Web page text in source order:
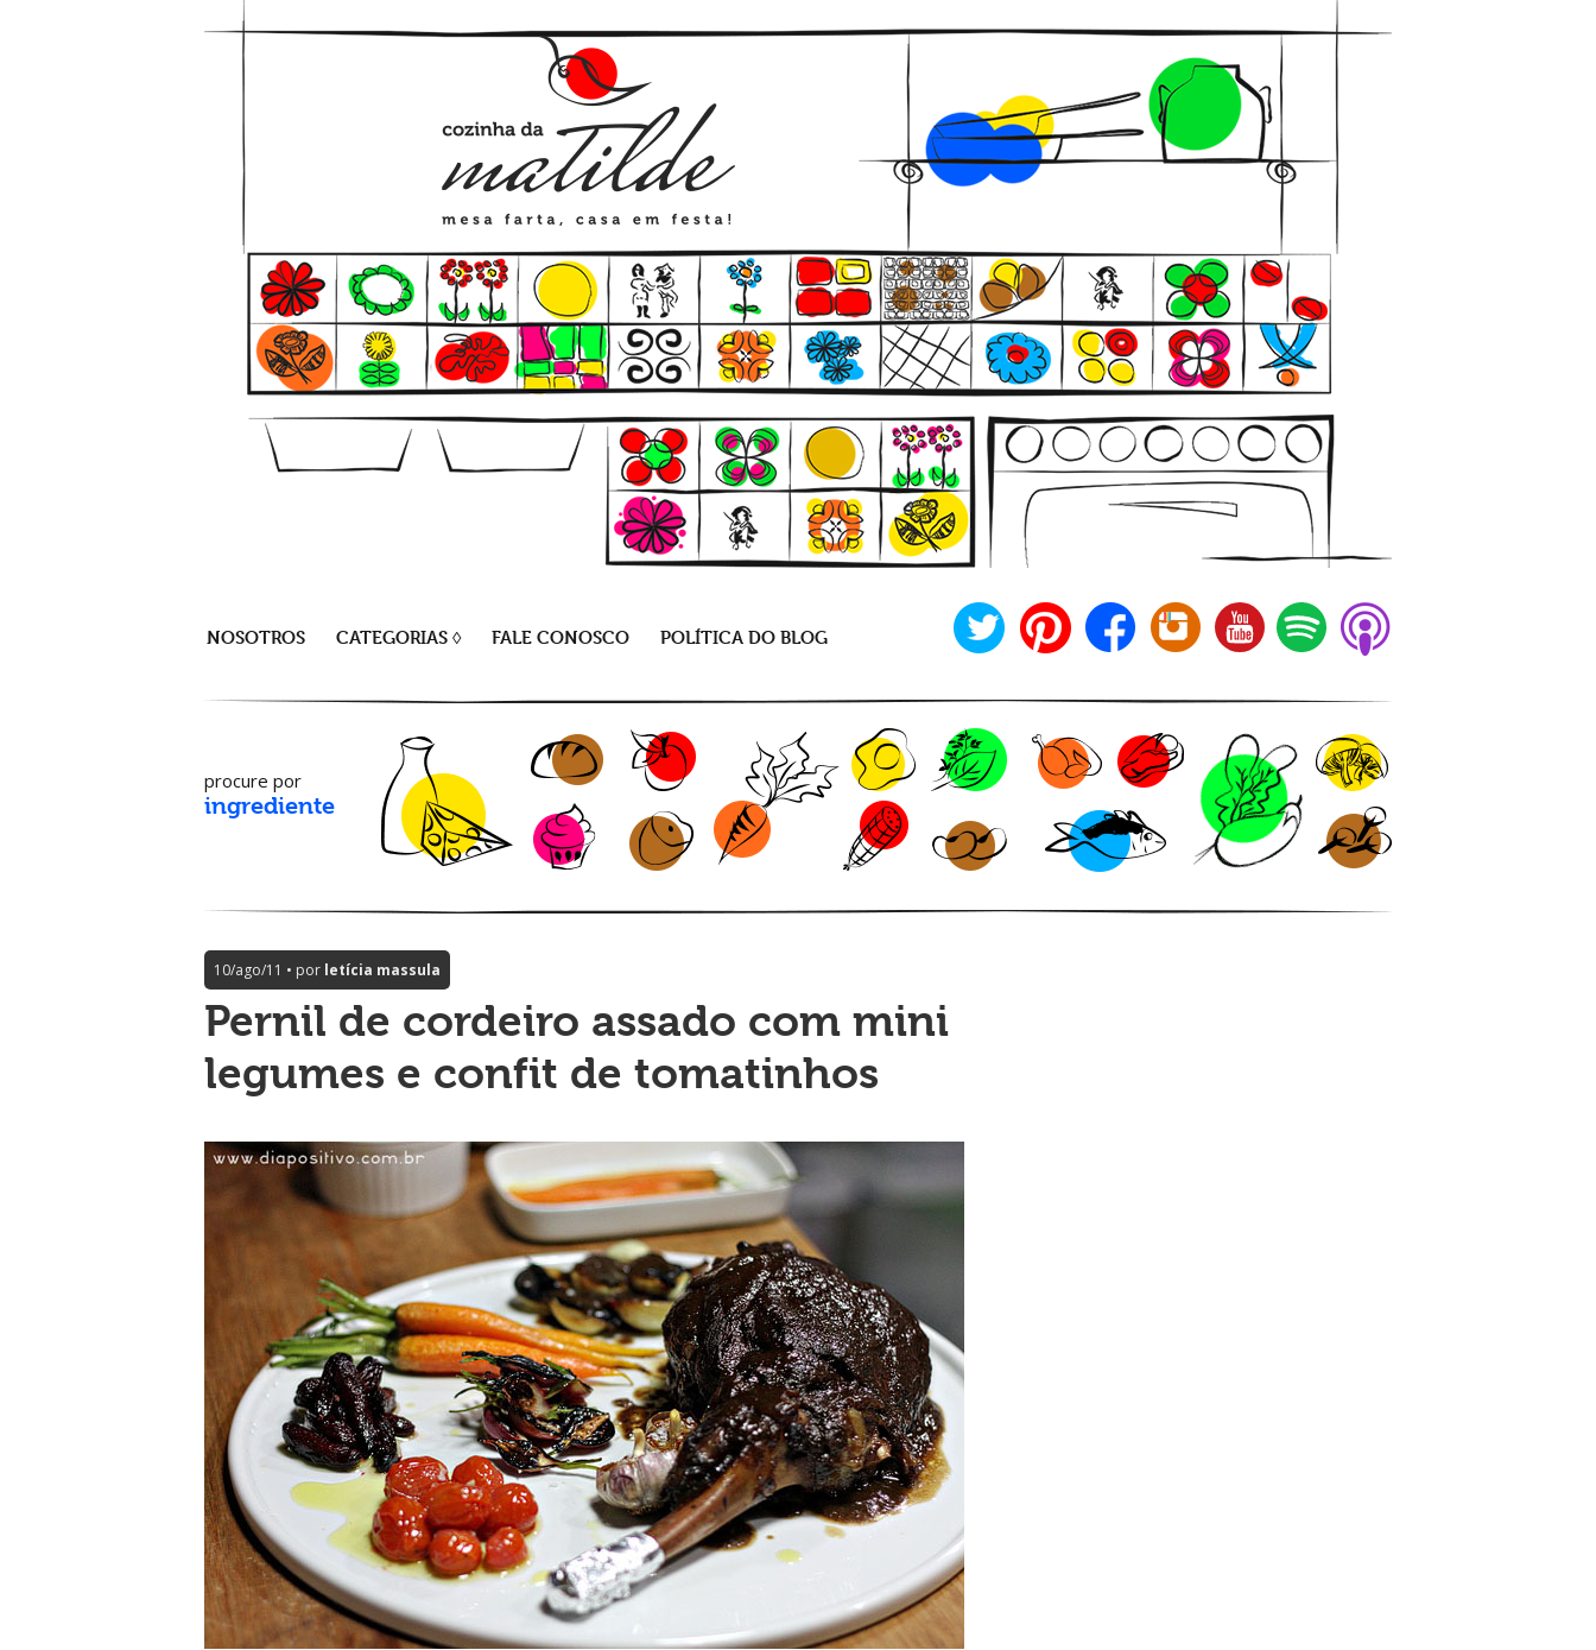
NOSOTROS CATEGORIAS ◊ FALE CONOSCO POLÍTICA DO BLOG
procure por
ingrediente
10/ago/11 • por letícia massula
Pernil de cordeiro assado com mini
legumes e confit de tomatinhos